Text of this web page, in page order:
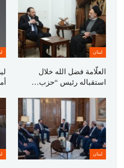
لبنان
العلّامة فضل الله خلال
استقباله رئيس “حزب…
لبنان